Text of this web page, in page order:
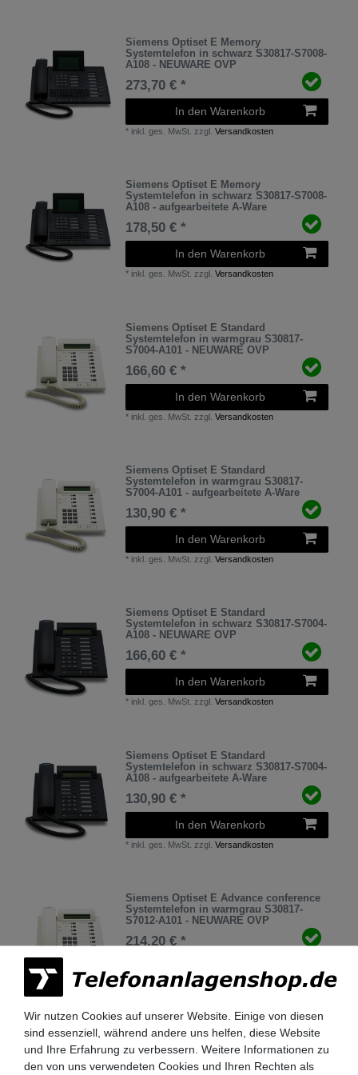
Siemens Optiset E Memory
Systemtelefon in schwarz S30817-S7008-
A108 - NEUWARE OVP
273,70 € *
In den Warenkorb
* inkl. ges. MwSt. zzgl.Versandkosten
Siemens Optiset E Memory
Systemtelefon in schwarz S30817-S7008-
A108 - aufgearbeitete A-Ware
178,50 € *
In den Warenkorb
* inkl. ges. MwSt. zzgl.Versandkosten
Siemens Optiset E Standard
Systemtelefon in warmgrau S30817-
S7004-A101 - NEUWARE OVP
166,60 € *
In den Warenkorb
* inkl. ges. MwSt. zzgl.Versandkosten
Siemens Optiset E Standard
Systemtelefon in warmgrau S30817-
S7004-A101 - aufgearbeitete A-Ware
130,90 € *
In den Warenkorb
* inkl. ges. MwSt. zzgl.Versandkosten
Siemens Optiset E Standard
Systemtelefon in schwarz S30817-S7004-
A108 - NEUWARE OVP
166,60 € *
In den Warenkorb
* inkl. ges. MwSt. zzgl.Versandkosten
Siemens Optiset E Standard
Systemtelefon in schwarz S30817-S7004-
A108 - aufgearbeitete A-Ware
130,90 € *
In den Warenkorb
* inkl. ges. MwSt. zzgl.Versandkosten
Siemens Optiset E Advance conference
Systemtelefon in warmgrau S30817-
S7012-A101 - NEUWARE OVP
214,20 € *
*inkl. ges. MwSt.zzgl.Versandkosten
Siemens Optiset E Advance conference
Systemtelefon in warmgrau S30817-
S7012-A101 - aufgearbeitete A-Ware
Wir nutzen Cookies auf unserer Website. Einige von diesen
sind essenziell, während andere uns helfen, diese Website
und Ihre Erfahrung zu verbessern. Weitere Informationen zu
den von uns verwendeten Cookies und Ihren Rechten als